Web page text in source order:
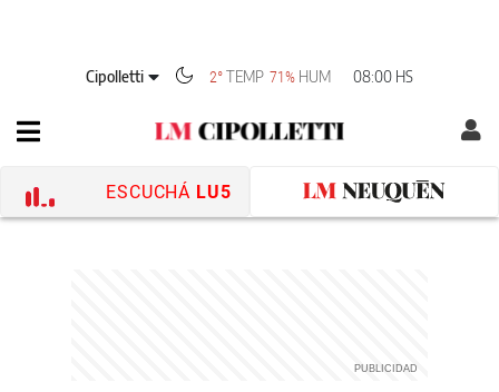
Cipolletti 2°TEMP 71% HUM 08:00 HS
ESCUCHÁ LU5